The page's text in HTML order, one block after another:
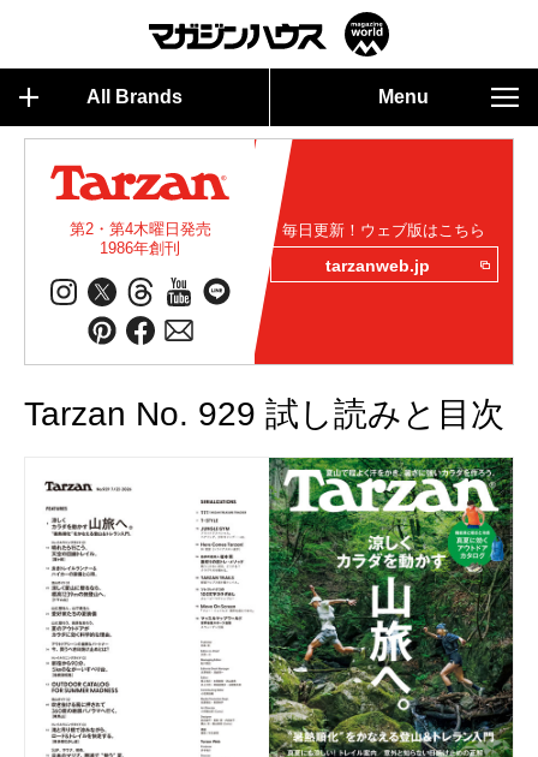
All Brands Menu
第2・第4木曜日発売
1986年創刊
毎日更新！ウェブ版はこちら
tarzanweb.jp
Tarzan No. 929 試し読みと目次